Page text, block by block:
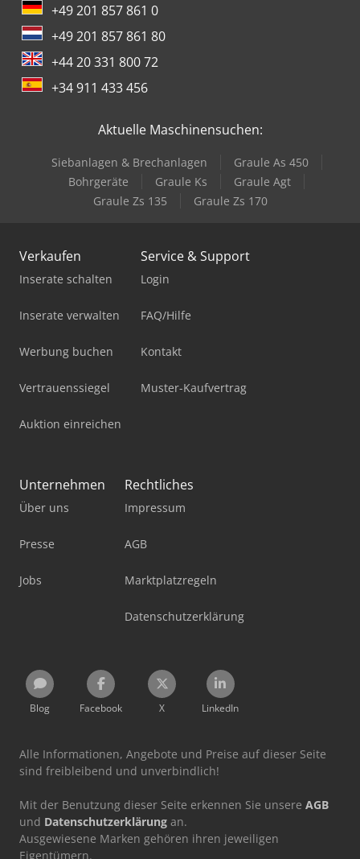
+49 201 857 861 0
+49 201 857 861 80
+44 20 331 800 72
+34 911 433 456
Aktuelle Maschinensuchen:
Siebanlagen & Brechanlagen
Graule As 450
Bohrgeräte
Graule Ks
Graule Agt
Graule Zs 135
Graule Zs 170
Verkaufen
Inserate schalten
Inserate verwalten
Werbung buchen
Vertrauenssiegel
Auktion einreichen
Service & Support
Login
FAQ/Hilfe
Kontakt
Muster-Kaufvertrag
Unternehmen
Über uns
Presse
Jobs
Rechtliches
Impressum
AGB
Marktplatzregeln
Datenschutzerklärung
Blog Facebook X LinkedIn
Alle Informationen, Angebote und Preise auf dieser Seite
sind freibleibend und unverbindlich!
Mit der Benutzung dieser Seite erkennen Sie unsere AGB
und Datenschutzerklärung an.
Ausgewiesene Marken gehören ihren jeweiligen
Eigentümern.